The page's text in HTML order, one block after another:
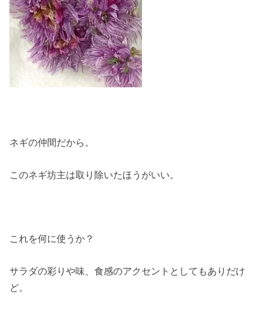
ネギの仲間だから。
このネギ坊主は取り除いたほうがいい。
これを何に使うか？
サラダの彩りや味、食感のアクセントとしてもありだけ
ど。